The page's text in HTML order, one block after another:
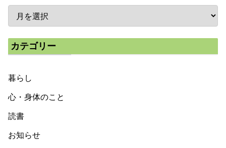
カテゴリー
暮らし
心・身体のこと
読書
お知らせ